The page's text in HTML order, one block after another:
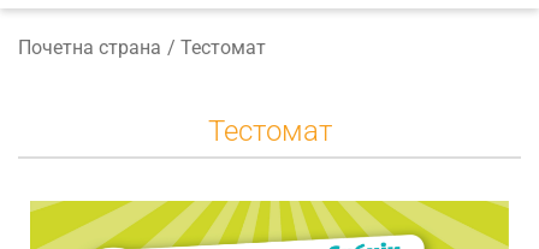
Почетна страна Тестомат
Тестомат